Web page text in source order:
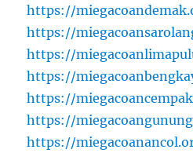
https://
https://
https://
https://
https://
https://
https://